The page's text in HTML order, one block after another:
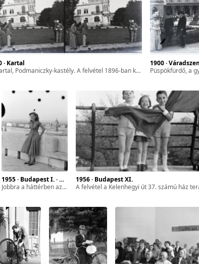
· Kartal
Podmaniczky-kastély. A felvétel 1896-ban készült.
1900 ·
Püspökfürdő, a
1955 · Budapest I. · budai Vár,Halászbástya
jobbra a háttérben az Országház.
1956 · Budapest XI.
a felvétel a Kelenhegyi út 37. számú ház